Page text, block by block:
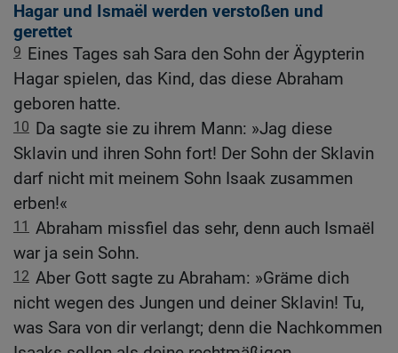
Hagar und Ismaël werden verstoßen und
gerettet
9 Eines Tages sah Sara den Sohn der Ägypterin
Hagar spielen, das Kind, das diese Abraham
geboren hatte.
10 Da sagte sie zu ihrem Mann: »Jag diese
Sklavin und ihren Sohn fort! Der Sohn der Sklavin
darf nicht mit meinem Sohn Isaak zusammen
erben!«
11 Abraham missfiel das sehr, denn auch Ismaël
war ja sein Sohn.
12 Aber Gott sagte zu Abraham: »Gräme dich
nicht wegen des Jungen und deiner Sklavin! Tu,
was Sara von dir verlangt; denn die Nachkommen